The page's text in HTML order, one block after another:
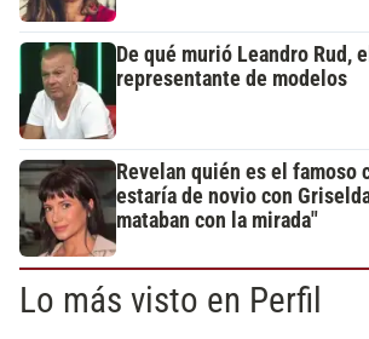
De qué murió Leandro Rud,
representante de modelos
Revelan quién es el famoso
estaría de novio con
mataban con la mirada"
Lo más visto en Perfil